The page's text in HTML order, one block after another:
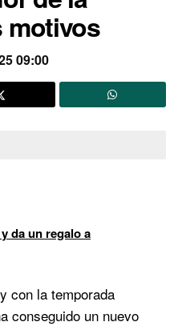
motivos
09:00
da un regalo a
con la temporada
conseguido un nuevo